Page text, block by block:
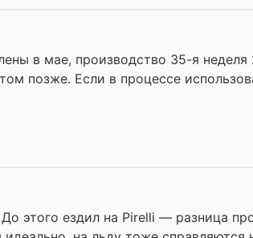
в мае, производство 35-я
позже. Если в процессе
этого ездил на Pirelli — разница